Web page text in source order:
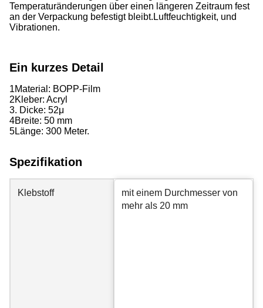
Temperaturänderungen über einen längeren Zeitraum fest
an der Verpackung befestigt bleibt.Luftfeuchtigkeit, und
Vibrationen.
Ein kurzes Detail
1Material: BOPP-Film
2Kleber: Acryl
3. Dicke: 52μ
4Breite: 50 mm
5Länge: 300 Meter.
Spezifikation
Klebstoff
mit einem Durchmesser von
mehr als 20 mm